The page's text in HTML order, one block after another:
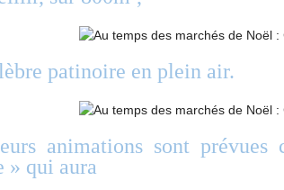
patinoire en plein air.
animations sont
» qui aura